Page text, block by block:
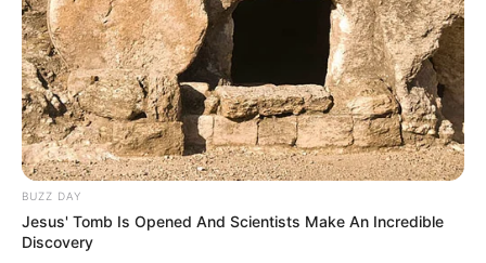
BUZZ DAY
Jesus' Tomb Is Opened And Scientists Make An Incredible
Discovery